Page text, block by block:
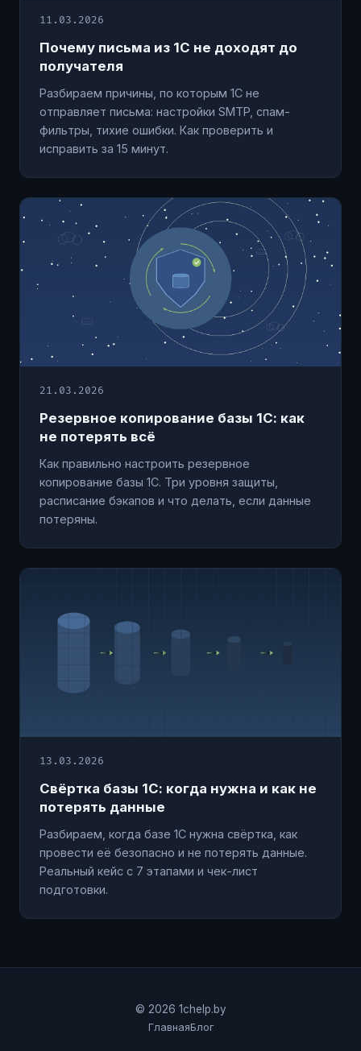
11.03.2026
Почему письма из 1С не доходят до
получателя
Разбираем причины, по которым 1С не
отправляет письма: настройки SMTP, спам-
фильтры, тихие ошибки. Как проверить и
исправить за 15 минут.
21.03.2026
Резервное копирование базы 1С: как
не потерять всё
Как правильно настроить резервное
копирование базы 1С. Три уровня защиты,
расписание бэкапов и что делать, если данные
потеряны.
13.03.2026
Свёртка базы 1С: когда нужна и как не
потерять данные
Разбираем, когда базе 1С нужна свёртка, как
провести её безопасно и не потерять данные.
Реальный кейс с 7 этапами и чек-лист
подготовки.
© 2026 1chelp.by
ГлавнаяБлог